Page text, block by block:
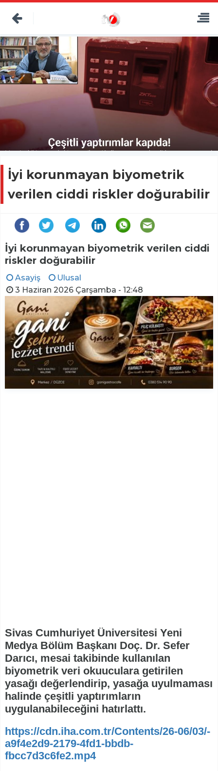
İyi korunmayan biyometrik
verilen ciddi riskler doğurabilir
İyi korunmayan biyometrik verilen ciddi
riskler doğurabilir
Asayiş
Ulusal
3 Haziran 2026 Çarşamba - 12:48
Sivas Cumhuriyet Üniversitesi Yeni
Medya Bölüm Başkanı Doç. Dr. Sefer
Darıcı, mesai takibinde kullanılan
biyometrik veri okuuculara getirilen
yasağı değerlendirip, yasağa uyulmaması
halinde çeşitli yaptırımların
uygulanabileceğini hatırlattı.
https://cdn.iha.com.tr/Contents/26-06/03/-
a9f4e2d9-2179-4fd1-bbdb-
fbcc7d3c6fe2.mp4